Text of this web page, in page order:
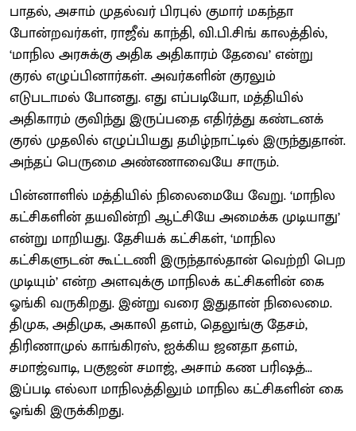
பாதல், அசாம் முதல்வர் பிரபுல் குமார் மகந்தா
போன்றவர்கள், ராஜீவ் காந்தி, வி.பி.சிங் காலத்தில்,
‘மாநில அரசுக்கு அதிக அதிகாரம் தேவை’ என்று
குரல் எழுப்பினார்கள். அவர்களின் குரலும்
எடுபடாமல் போனது. எது எப்படியோ, மத்தியில்
அதிகாரம் குவிந்து இருப்பதை எதிர்த்து கண்டனக்
குரல் முதலில் எழுப்பியது தமிழ்நாட்டில் இருந்துதான்.
அந்தப் பெருமை அண்ணாவையே சாரும்.
பின்னாளில் மத்தியில் நிலைமையே வேறு. ‘மாநில
கட்சிகளின் தயவின்றி ஆட்சியே அமைக்க முடியாது’
என்று மாறியது. தேசியக் கட்சிகள், ‘மாநில
கட்சிகளுடன் கூட்டணி இருந்தால்தான் வெற்றி பெற
முடியும்’ என்ற அளவுக்கு மாநிலக் கட்சிகளின் கை
ஓங்கி வருகிறது. இன்று வரை இதுதான் நிலைமை.
திமுக, அதிமுக, அகாலி தளம், தெலுங்கு தேசம்,
திரிணாமுல் காங்கிரஸ், ஐக்கிய ஜனதா தளம்,
சமாஜ்வாடி, பகுஜன் சமாஜ், அசாம் கண பரிஷத்...
இப்படி எல்லா மாநிலத்திலும் மாநில கட்சிகளின் கை
ஓங்கி இருக்கிறது.